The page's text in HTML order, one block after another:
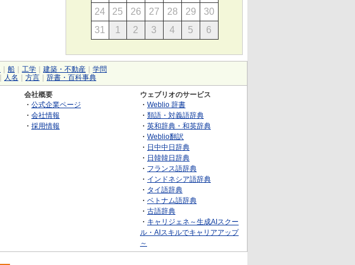
24 25 26 27 28 29
30
31
1 2 3 4 5 6
船 工学 建築・不動産
学問
人名 方言 辞書・百科事典
会社概要
・ 公式企業ページ
・ 会社情報
・ 採用情報
ウェブリオのサービス
・ Weblio 辞書
・ 類語・対義語辞典
・ 英和辞典・和英辞典
・ Weblio翻訳
・ 日中中日辞典
・ 日韓韓日辞典
・ フランス語辞典
・ インドネシア語辞典
・ タイ語辞典
・ ベトナム語辞典
・ 古語辞典
・ キャリジェネ～生成AIスクー
ル・AIスキルでキャリアアップ
～